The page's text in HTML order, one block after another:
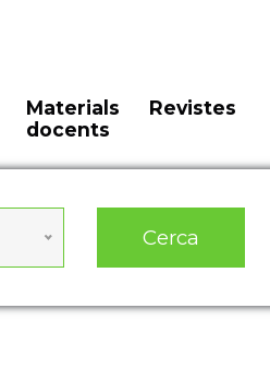
Materials
docents
Revistes
Cerca